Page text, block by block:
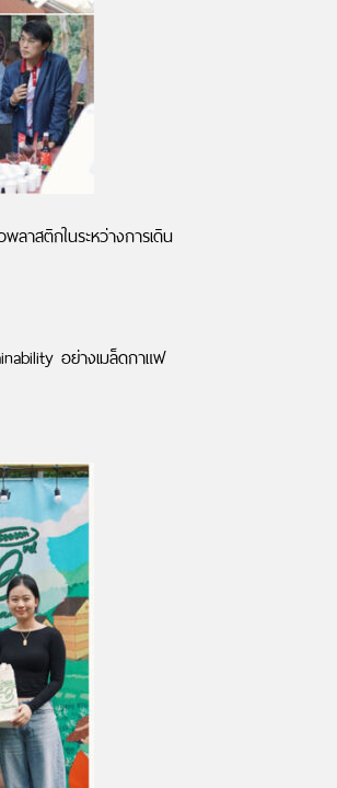
าสติกในระหว่างการเดิน
อย่างเมล็ดกาแฟ